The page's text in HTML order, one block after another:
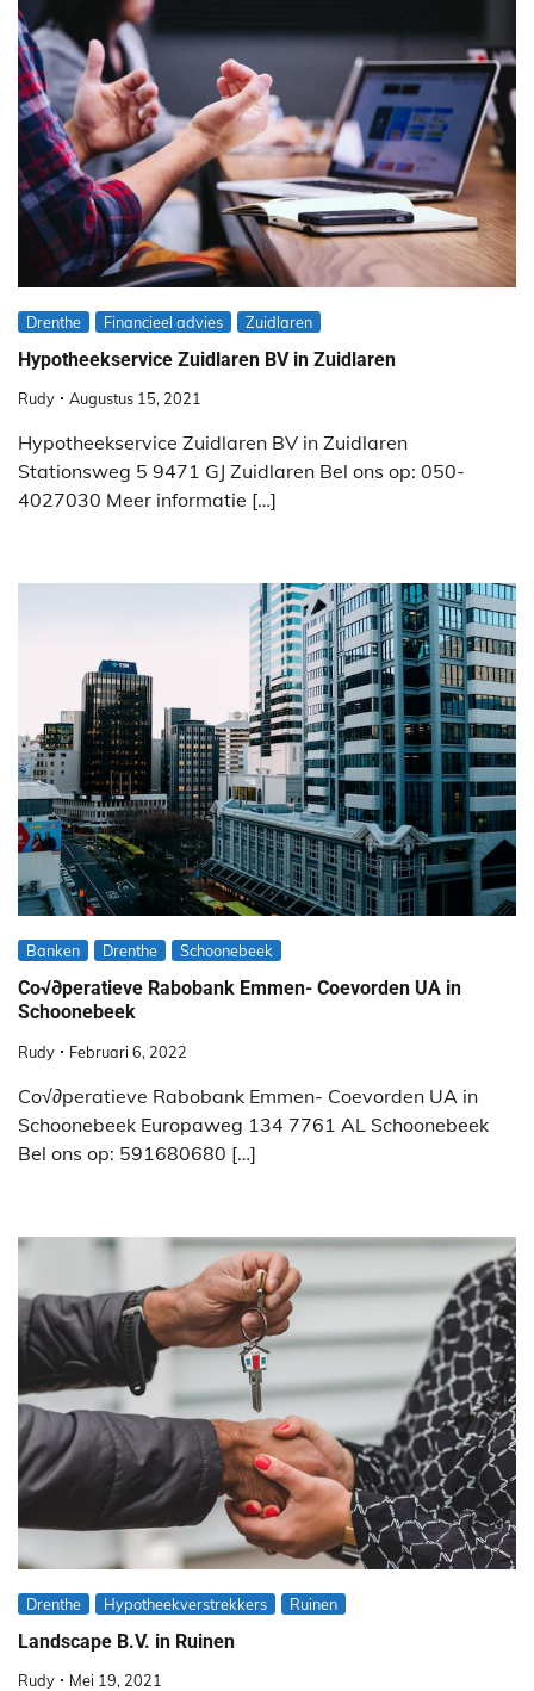
Drenthe Financieel advies Zuidlaren
Hypotheekservice Zuidlaren BV in Zuidlaren
Rudy Augustus 15, 2021
Hypotheekservice Zuidlaren BV in Zuidlaren
Stationsweg 5 9471 GJ Zuidlaren Bel ons op: 050-
4027030 Meer informatie […]
Banken Drenthe Schoonebeek
Co√∂peratieve Rabobank Emmen- Coevorden UA in
Schoonebeek
Rudy Februari 6, 2022
Co√∂peratieve Rabobank Emmen- Coevorden UA in
Schoonebeek Europaweg 134 7761 AL Schoonebeek
Bel ons op: 591680680 […]
Drenthe Hypotheekverstrekkers Ruinen
Landscape B.V. in Ruinen
Rudy Mei 19, 2021